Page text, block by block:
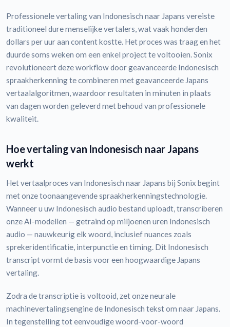
Professionele vertaling van Indonesisch naar Japans vereiste
traditioneel dure menselijke vertalers, wat vaak honderden
dollars per uur aan content kostte. Het proces was traag en het
duurde soms weken om een enkel project te voltooien. Sonix
revolutioneert deze workflow door geavanceerde Indonesisch
spraakherkenning te combineren met geavanceerde Japans
vertaalalgoritmen, waardoor resultaten in minuten in plaats
van dagen worden geleverd met behoud van professionele
kwaliteit.
Hoe vertaling van Indonesisch naar Japans
werkt
Het vertaalproces van Indonesisch naar Japans bij Sonix begint
met onze toonaangevende spraakherkenningstechnologie.
Wanneer u uw Indonesisch audio bestand uploadt, transcriberen
onze AI-modellen — getraind op miljoenen uren Indonesisch
audio — nauwkeurig elk woord, inclusief nuances zoals
sprekeridentificatie, interpunctie en timing. Dit Indonesisch
transcript vormt de basis voor een hoogwaardige Japans
vertaling.
Zodra de transcriptie is voltooid, zet onze neurale
machinevertalingsengine de Indonesisch tekst om naar Japans.
In tegenstelling tot eenvoudige woord-voor-woord